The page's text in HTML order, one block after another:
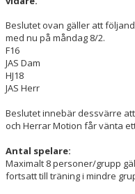
Beslutet ovan gäller att
med nu på måndag 8/2.
F16
JAS Dam
HJ18
JAS Herr
Beslutet innebär dessvärre
och Herrar Motion får vänta
Antal spelare:
Maximalt 8 personer/grupp
fortsatt till träning i mindre